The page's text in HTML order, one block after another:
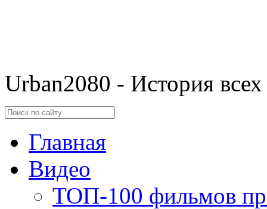
Urban2080 - История
Главная
Видео
ТОП-100 фильмов